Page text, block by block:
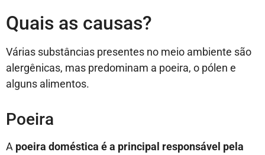
Quais as causas?
Várias substâncias presentes no meio ambiente são
alergênicas, mas predominam a poeira, o pólen e
alguns alimentos.
Poeira
A poeira doméstica é a principal responsável pela